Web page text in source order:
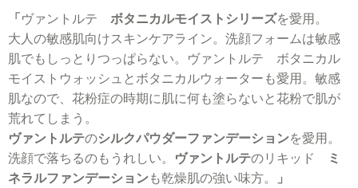
「 ヴァントルテ ボタニカルモイストシリーズを愛用。
大人の敏感肌向けスキンケアライン。洗顔フォームは敏感
肌でもしっとりつっぱらない。ヴァントルテ ボタニカル
モイストウォッシュとボタニカルウォーターも愛用。 敏感
肌なので、花粉症の時期に肌に何も塗らないと花粉で肌が
荒れてしまう。
ヴァントルテのシルクパウダーファンデーションを愛用。
洗顔で落ちるのもうれしい。
ヴァントルテのリキッド
ミ
ネラルファンデーション も乾燥肌の強い味方。 」